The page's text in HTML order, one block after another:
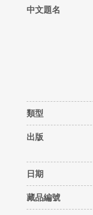
中文題名
類型
出版
日期
藏品編號